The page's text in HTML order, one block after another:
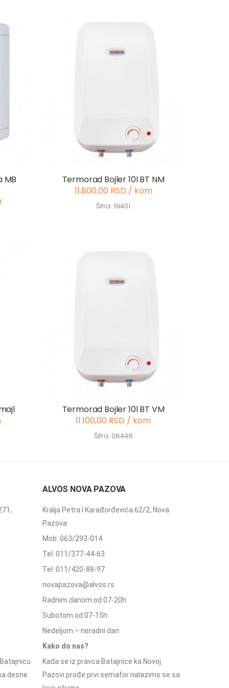
MB
Termorad Bojler 10l BT NM
11.800,00 RSD / kom
Šifra: 19401
Termorad Bojler 10l BT VM
11.100,00 RSD / kom
Šifra: 08446
desne
ALVOS NOVA PAZOVA
Kralja Petra I Karađorđevića 62/2, Nova
Pazova
Mob: 063/293-014
Tel: 011/377-44-63
Tel: 011/420-88-97
novapazova@alvos.rs
Radnim danom od 07-20h
Subotom od 07-15h
Nedeljom – neradni dan
Kako do nas?
Kada se iz pravca Batajnice ka Novoj
Pazovi prođe prvi semafor nalazimo se sa